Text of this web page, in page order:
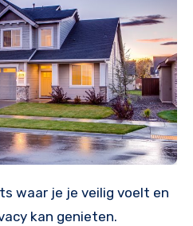
kan genieten.